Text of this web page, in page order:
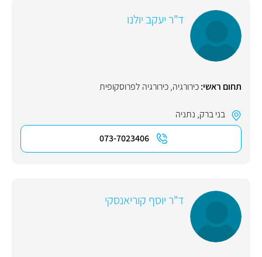
ד"ר יעקב יולנו
תחום ראשי:כירורגיה,כירורגיה לפרוסקופית
בני ברק, נתניה
073-7023406
ד"ר יוסף קוריאנסקי